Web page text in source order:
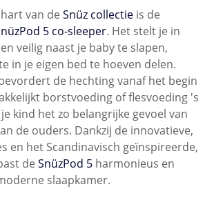
van de Snüz collectie is de
5 co-sleeper. Het stelt je in
veilig naast je baby te slapen,
in je eigen bed te hoeven delen.
de hechting vanaf het begin
borstvoeding of flesvoeding 's
kind het zo belangrijke gevoel van
de ouders. Dankzij de innovatieve,
en het Scandinavisch geïnspireerde,
de SnüzPod 5 harmonieus en
slaapkamer.